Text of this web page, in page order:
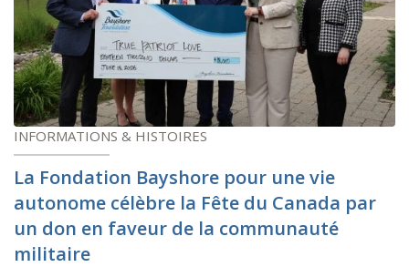
INFORMATIONS & HISTOIRES
La Fondation Bayshore pour une vie
autonome célèbre la Fête du Canada par
un don en faveur de la communauté
militaire